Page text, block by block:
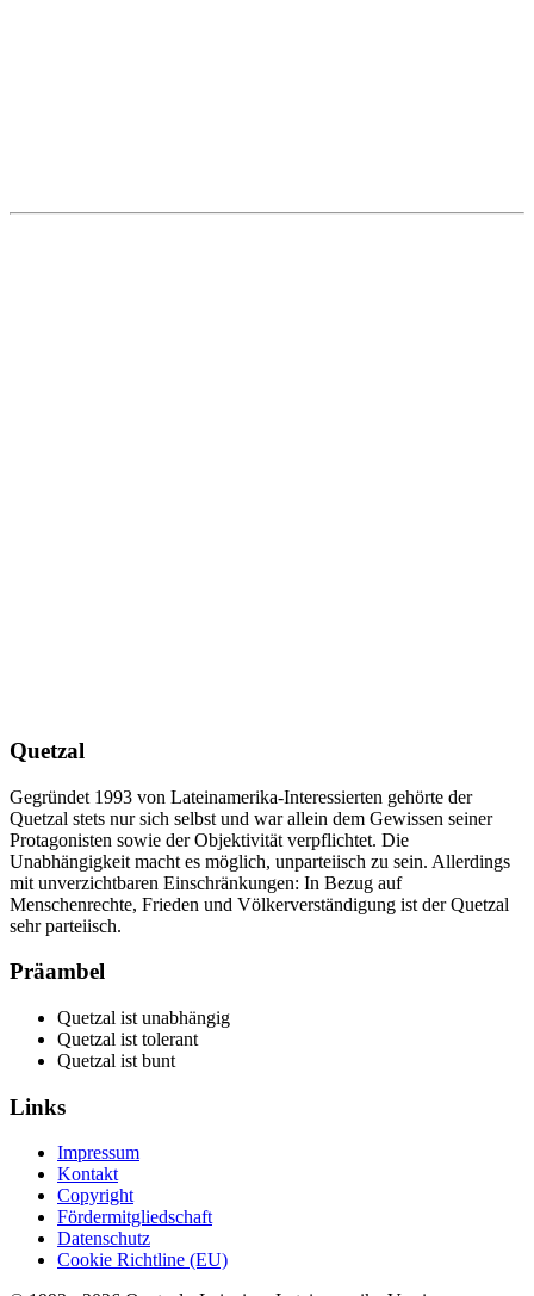
Quetzal
Gegründet 1993 von Lateinamerika-Interessierten gehörte der
Quetzal stets nur sich selbst und war allein dem Gewissen seiner
Protagonisten sowie der Objektivität verpflichtet. Die
Unabhängigkeit macht es möglich, unparteiisch zu sein. Allerdings
mit unverzichtbaren Einschränkungen: In Bezug auf
Menschenrechte, Frieden und Völkerverständigung ist der Quetzal
sehr parteiisch.
Präambel
Quetzal ist unabhängig
Quetzal ist tolerant
Quetzal ist bunt
Links
Impressum
Kontakt
Copyright
Fördermitgliedschaft
Datenschutz
Cookie Richtline (EU)